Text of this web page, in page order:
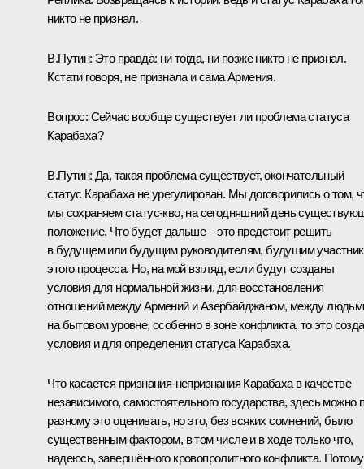
никто не признал.
В.Путин: Это правда: ни тогда, ни позже никто не признал.
Кстати говоря, не признала и сама Армения.
Вопрос: Сейчас вообще существует ли проблема статуса
Карабаха?
В.Путин: Да, такая проблема существует, окончательный
статус Карабаха не урегулирован. Мы договорились о том,
мы сохраняем статус-кво, на сегодняшний день
положение. Что будет дальше – это предстоит решить
в будущем или будущим руководителям, будущим
этого процесса. Но, на мой взгляд, если будут созданы
условия для нормальной жизни, для восстановления
отношений между Армений и Азербайджаном, между
на бытовом уровне, особенно в зоне конфликта, то это
условия и для определения статуса Карабаха.
Что касается признания-непризнания Карабаха в качестве
независимого, самостоятельного государства, здесь можно
разному это оценивать, но это, без всяких сомнений, было
существенным фактором, в том числе и в ходе только что,
надеюсь, завершённого кровопролитного конфликта. Потому